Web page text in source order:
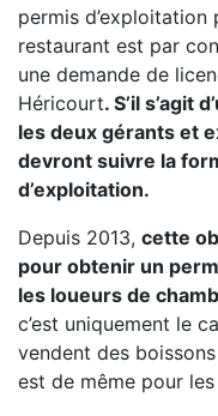
permis
restaurant est par
une demande de
Héricourt. S’il s’agit
les deux gérants et
devront suivre la
d’exploitation.
Depuis 2013, cette
pour obtenir un
les loueurs de
c’est uniquement le
vendent des
est de même pour les